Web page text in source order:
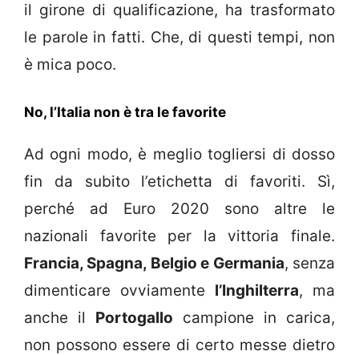
il girone di qualificazione, ha trasformato
le parole in fatti. Che, di questi tempi, non
è mica poco.
No, l’Italia non è tra le favorite
Ad ogni modo, è meglio togliersi di dosso
fin da subito l’etichetta di favoriti. Sì,
perché ad Euro 2020 sono altre le
nazionali favorite per la vittoria finale.
Francia, Spagna, Belgio e Germania, senza
dimenticare ovviamente l’Inghilterra, ma
anche il Portogallo campione in carica,
non possono essere di certo messe dietro